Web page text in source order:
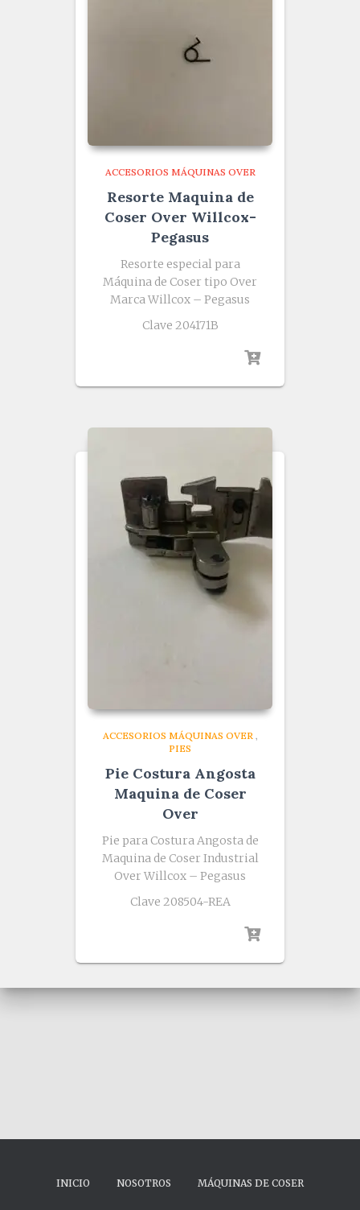
ACCESORIOS MÁQUINAS OVER
Resorte Maquina de
Coser Over Willcox-
Pegasus
Resorte especial para
Máquina de Coser tipo Over
Marca Willcox – Pegasus
Clave 204171B
ACCESORIOS MÁQUINAS OVER
PIES
Pie Costura Angosta
Maquina de Coser
Over
Pie para Costura Angosta de
Maquina de Coser Industrial
Over Willcox – Pegasus
Clave 208504-REA
INICIO NOSOTROS MÁQUINAS DE COSER